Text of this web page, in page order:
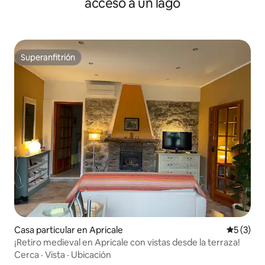
Superanfitrión
Superanfitrión
Casa particular en Apricale
5 (3)
¡Retiro medieval en Apricale con vistas desde la terraza!
Cerca · Vista · Ubicación